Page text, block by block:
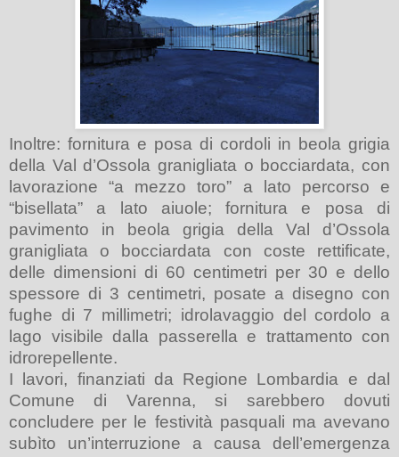
Inoltre: fornitura e posa di cordoli in beola grigia
della Val d’Ossola granigliata o bocciardata, con
lavorazione “a mezzo toro” a lato percorso e
“bisellata” a lato aiuole;
fornitura e posa di
pavimento in beola grigia della Val d’Ossola
granigliata o bocciardata
con coste rettificate,
delle dimensioni di 60 centimetri per 30 e dello
spessore di 3 centimetri, posate a disegno con
fughe di 7 millimetri; idrolavaggio del cordolo a
lago visibile dalla passerella e trattamento con
idrorepellente.
I lavori, finanziati da Regione Lombardia e dal
Comune di Varenna, si sarebbero dovuti
concludere per le festività pasquali ma avevano
subìto un’interruzione a causa dell’emergenza